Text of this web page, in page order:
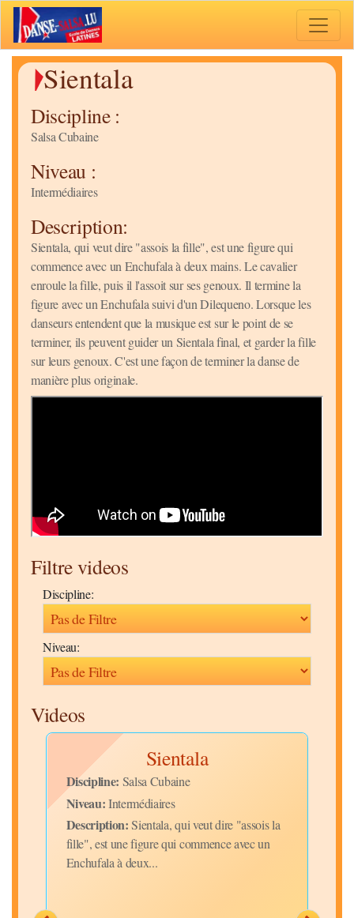
Sientala
Discipline :
Salsa Cubaine
Niveau :
Intermédiaires
Description:
Sientala, qui veut dire "assois la fille", est une figure qui
commence avec un Enchufala à deux mains. Le cavalier
enroule la fille, puis il l'assoit sur ses genoux. Il termine la
figure avec un Enchufala suivi d'un Dilequeno. Lorsque les
danseurs entendent que la musique est sur le point de se
terminer, ils peuvent guider un Sientala final, et garder la fille
sur leurs genoux. C'est une façon de terminer la danse de
manière plus originale.
Filtre videos
Discipline:
Niveau:
Videos
Sientala
Discipline: Salsa Cubaine
Niveau:Intermédiaires
Description:Sientala, qui veut dire "assois la
fille", est une figure qui commence avec un
Enchufala à deux...